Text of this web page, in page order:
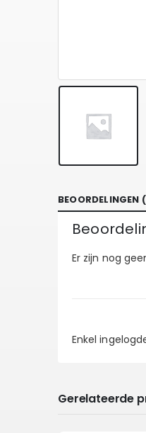
BEOORDELINGEN
Er zijn nog
Enkel
Gerelateerde